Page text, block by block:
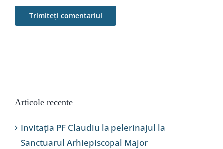
Articole recente
Invitația PF Claudiu la pelerinajul la
Sanctuarul Arhiepiscopal Major